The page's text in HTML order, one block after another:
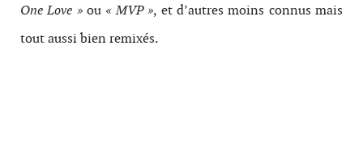
One Love »ou « MVP », et d’autres moins connus mais
tout aussi bien remixés.